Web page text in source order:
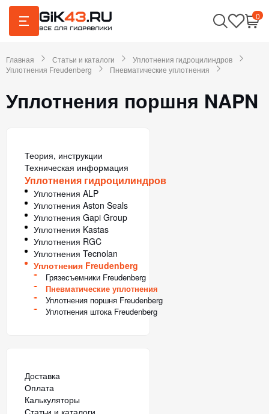
0
Главная Статьи и каталоги
Уплотнения гидроцилиндров
Уплотнения Freudenberg
Пневматические уплотнения
Уплотнения поршня NAPN
Теория, инструкции
Техническая информация
Уплотнения гидроцилиндров
Уплотнения ALP
Уплотнения Aston Seals
Уплотнения Gapi Group
Уплотнения Kastas
Уплотнения RGC
Уплотнения Tecnolan
Уплотнения Freudenberg
Грязесъемники Freudenberg
Пневматические уплотнения
Уплотнения поршня Freudenberg
Уплотнения штока Freudenberg
Доставка
Оплата
Калькуляторы
Статьи и каталоги